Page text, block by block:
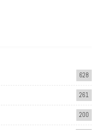
628
261
200